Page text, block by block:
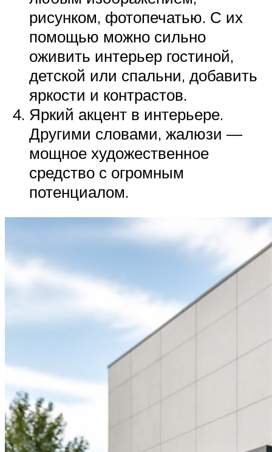
рисунком, фотопечатью. С их
помощью можно сильно
оживить интерьер гостиной,
детской или спальни, добавить
яркости и контрастов.
Яркий акцент в интерьере.
Другими словами, жалюзи —
мощное художественное
средство с огромным
потенциалом.